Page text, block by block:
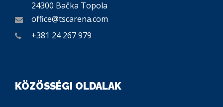
24300 Bačka Topola
office@tscarena.com
+381 24 267 979
KÖZÖSSÉGI OLDALAK